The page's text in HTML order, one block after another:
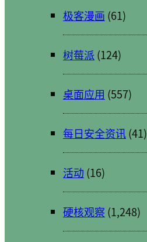
极客漫画 (61)
树莓派 (124)
桌面应用 (557)
每日安全资讯(41)
活动 (16)
硬核观察 (1,248)